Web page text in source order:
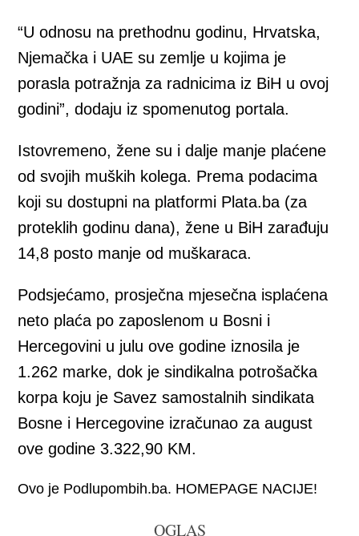
“U odnosu na prethodnu godinu, Hrvatska,
Njemačka i UAE su zemlje u kojima je
porasla potražnja za radnicima iz BiH u ovoj
godini”, dodaju iz spomenutog portala.
Istovremeno, žene su i dalje manje plaćene
od svojih muških kolega. Prema podacima
koji su dostupni na platformi Plata.ba (za
proteklih godinu dana), žene u BiH zarađuju
14,8 posto manje od muškaraca.
Podsjećamo, prosječna mjesečna isplaćena
neto plaća po zaposlenom u Bosni i
Hercegovini u julu ove godine iznosila je
1.262 marke, dok je sindikalna potrošačka
korpa koju je Savez samostalnih sindikata
Bosne i Hercegovine izračunao za august
ove godine 3.322,90 KM.
Ovo je Podlupombih.ba. HOMEPAGE NACIJE!
OGLAS